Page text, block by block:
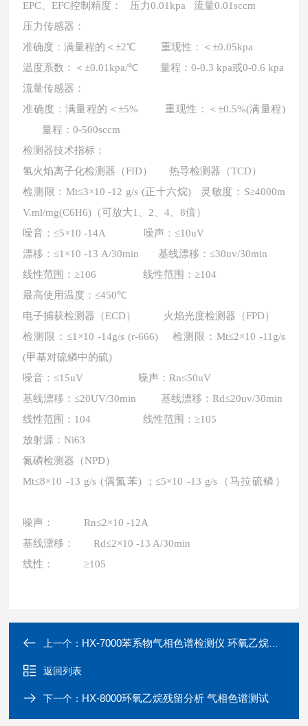
EPC、EFC控制精度： 压力0.01kpa 流量0.01sccm
压力传感器：
准确度：满量程的＜±2℃ 重现性：＜±0.05kpa
温度系数：＜±0.01kpa/℃ 量程：0-0.3 kpa或0-0.6 kpa
流量传感器：
准确度：满量程的＜ ±5% 重现性：＜±0.5%(满量程)
量程：0-500sccm
检测器技术指标：
氢火焰离子化检测器（FID） 热导检测器（TCD）
检测限： Mt≤3×10 -12 g/s (正十六烷) 灵敏度：S≥4000m
V.ml/mg(C6H6)（可放大1、2、4、8倍）
噪音： ≤5×10 -14A 噪声：≤10uV
漂移： ≤1×10 -13 A/30min 基线漂移：≤30uv/30min
线性范围：≥106 线性范围：≥104
最高使用温度： ≤450℃
电子捕获检测器（ECD） 火焰光度检测器（FPD）
检测限： ≤1×10 -14g/s (r-666) 检测限：Mt≤2×10 -11g/s
(甲基对硫鳞中的硫)
噪音： ≤15uV 噪声：Rn≤50uV
基线漂移： ≤20UV/30min 基线漂移：Rd≤20uv/30min
线性范围： 104 线性范围：≥105
放射源：Ni63
氮磷检测器（NPD）
Mt≤8×10 -13 g/s (偶氮苯) ；≤5×10 -13 g/s（马拉硫鳞）
噪声： Rn≤2×10 -12A
基线漂移： Rd≤2×10 -13 A/30min
线性： ≥105
上一个： HX-7000苯系物气相色谱检测仪 环氧乙烷分析仪
返回列表
下一个： HX-8000环氧乙烷残留分析 气相色谱测试